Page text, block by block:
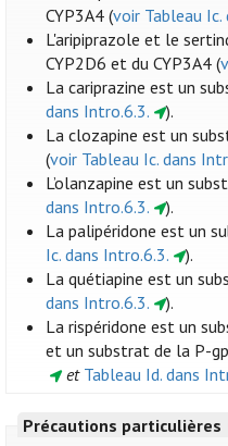
CYP3A4 (voir Tableau
L'aripiprazole et le
CYP2D6 et du CYP3A4 (
La cariprazine est un
dans Intro.6.3.
).
La clozapine est un
(voir Tableau Ic. dans
L’olanzapine est un
dans Intro.6.3.
).
La palipéridone est un
Ic. dans Intro.6.3.
).
La quétiapine est un
dans Intro.6.3.
).
La rispéridone est un
et un substrat de la P-
et Tableau Id. dans
Précautions particulières